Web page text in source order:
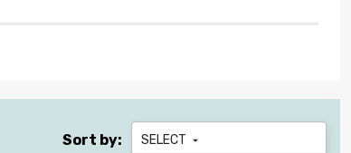
Sort by: SELECT 